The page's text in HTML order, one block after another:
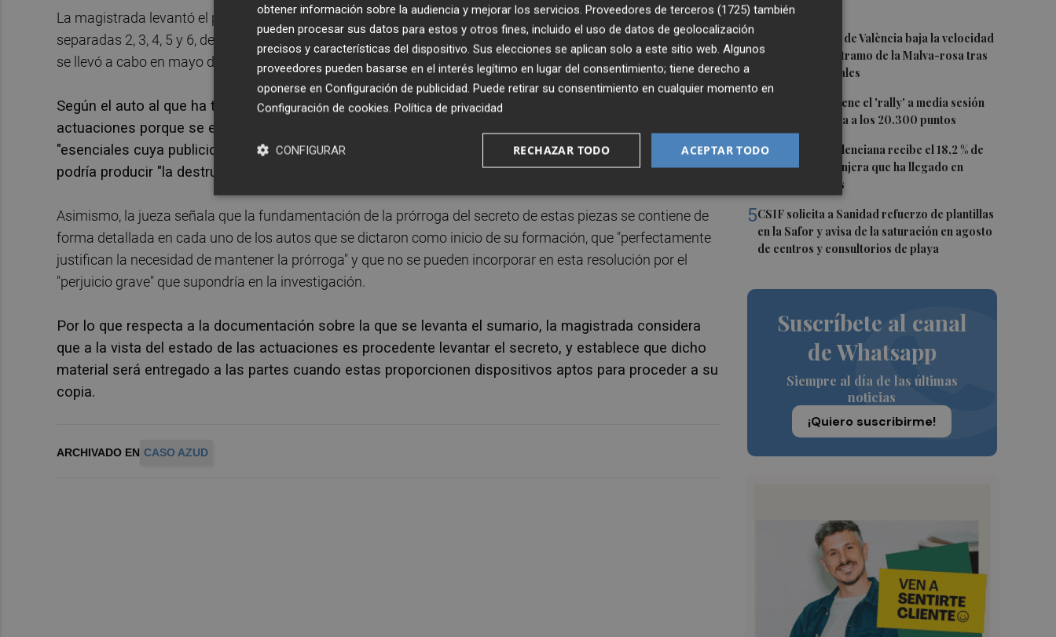
marina
2
El Ayuntamiento de València baja la velocidad
de tráfico en un tramo de la Malva-rosa tras
las quejas vecinales
El Ibex 35 mantiene el 'rally' a media sesión
(+1,17%) y ya mira a los 20.300 puntos
4La Comunitat Valenciana recibe el 18,2 % de
población extranjera que ha llegado en
últimos 12 meses
5CSIF solicita a Sanidad refuerzo de plantillas
en la Safor y avisa de la saturación en agosto
de centros y consultorios de playa
Suscríbete al canal
de Whatsapp
Siempre al día de las últimas
noticias
¡Quiero suscribirme!
La magistrada levantó el pasado mes de abril el secreto parcial del sumario, a excepción de las piezas
separadas 2, 3, 4, 5 y 6, de toda la documentación que no fue incautada en soporte papel en el registro que
se llevó a cabo en mayo de 2021, y de algunos folios de la causa principal.
Según el auto al que ha tenido acceso EFE, procede prorrogar el secreto de la parte de las
actuaciones porque se están llevando a cabo en piezas separadas diligencias de investigación
"esenciales cuya publicidad perjudicaría de forma muy grave el buen fin de la instrucción", pues se
podría producir "la destrucción de fuentes de prueba relevantes".
Asimismo, la jueza señala que la fundamentación de la prórroga del secreto de estas piezas se contiene de
forma detallada en cada uno de los autos que se dictaron como inicio de su formación, que "perfectamente
justifican la necesidad de mantener la prórroga" y que no se pueden incorporar en esta resolución por el
"perjuicio grave" que supondría en la investigación.
Por lo que respecta a la documentación sobre la que se levanta el sumario, la magistrada considera
que a la vista del estado de las actuaciones es procedente levantar el secreto, y establece que dicho
material será entregado a las partes cuando estas proporcionen dispositivos aptos para proceder a su
copia.
ARCHIVADO EN CASO AZUD
obtener información sobre la audiencia y mejorar los servicios. Proveedores de terceros (1725) también
pueden procesar sus datos para estos y otros fines, incluido el uso de datos de geolocalización
precisos y características del dispositivo. Sus elecciones se aplican solo a este sitio web. Algunos
proveedores pueden basarse en el interés legítimo en lugar del consentimiento; tiene derecho a
oponerse en Configuración de publicidad. Puede retirar su consentimiento en cualquier momento en
Configuración de cookies. Política de privacidad
ACEPTAR TODO
RECHAZAR TODO
CONFIGURAR